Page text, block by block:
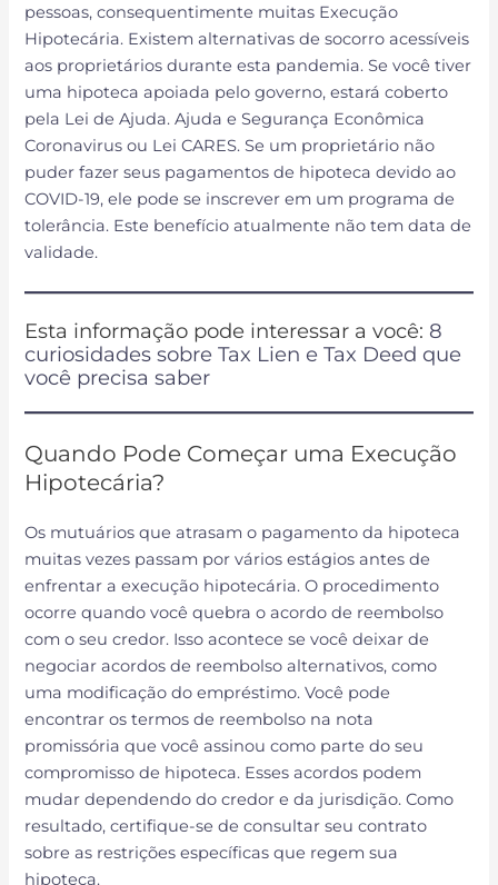
pessoas, consequentimente muitas Execução
Hipotecária. Existem alternativas de socorro acessíveis
aos proprietários durante esta pandemia. Se você tiver
uma hipoteca apoiada pelo governo, estará coberto
pela Lei de Ajuda. Ajuda e Segurança Econômica
Coronavirus ou Lei CARES. Se um proprietário não
puder fazer seus pagamentos de hipoteca devido ao
COVID-19, ele pode se inscrever em um programa de
tolerância. Este benefício atualmente não tem data de
validade.
Esta informação pode interessar a você: 8
curiosidades sobre Tax Lien e Tax Deed que
você precisa saber
Quando Pode Começar uma Execução
Hipotecária?
Os mutuários que atrasam o pagamento da hipoteca
muitas vezes passam por vários estágios antes de
enfrentar a execução hipotecária. O procedimento
ocorre quando você quebra o acordo de reembolso
com o seu credor. Isso acontece se você deixar de
negociar acordos de reembolso alternativos, como
uma modificação do empréstimo. Você pode
encontrar os termos de reembolso na nota
promissória que você assinou como parte do seu
compromisso de hipoteca. Esses acordos podem
mudar dependendo do credor e da jurisdição. Como
resultado, certifique-se de consultar seu contrato
sobre as restrições específicas que regem sua
hipoteca.